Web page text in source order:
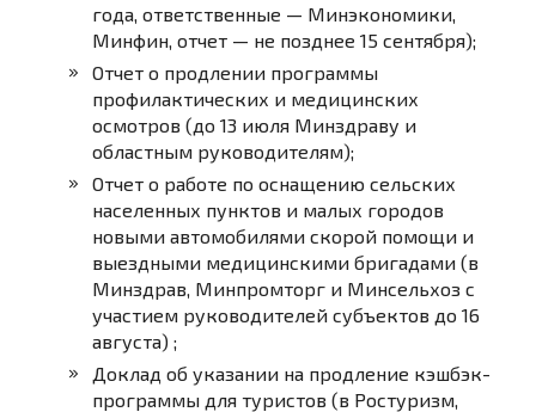
года, ответственные — Минэкономики,
Минфин, отчет — не позднее 15 сентября);
Отчет о продлении программы
профилактических и медицинских
осмотров (до 13 июля Минздраву и
областным руководителям);
Отчет о работе по оснащению сельских
населенных пунктов и малых городов
новыми автомобилями скорой помощи и
выездными медицинскими бригадами (в
Минздрав, Минпромторг и Минсельхоз с
участием руководителей субъектов до 16
августа) ;
Доклад об указании на продление кэшбэк-
программы для туристов (в Ростуризм,